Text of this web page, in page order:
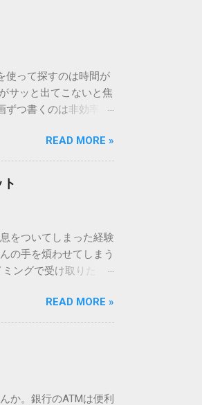
使って探すのは時間が
サッと出てこないと焦
ずつ書くのは非効率で
詳しく解説します。
」しても旧字・外字
、パソコンが文字を
によって「第1水
旧字）や、特定の組
字には、いわば「住
指定すれば、確実に呼
汎用性が高く、特別な
る。 入力モードを「半
[X]キー**を押す。 入
Wordで非常に強力
READ MORE »
をついてしまった経験
の手を煩わせてしまう
ングで受け取りた
トレスは驚くほど軽く
リットを徹底解説しま
急便の個人向け無料
基盤となるサービスで
ることで、その利便
READ MORE »
か。銀行のATMは便利